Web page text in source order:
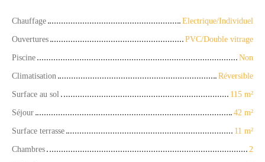
Chauffage
Electrique/Individuel
Ouvertures
PVC/Double vitrage
Piscine
Non
Climatisation
Réversible
Surface au sol
115 m²
Séjour
42 m²
Surface terrasse
11 m²
Chambres
2